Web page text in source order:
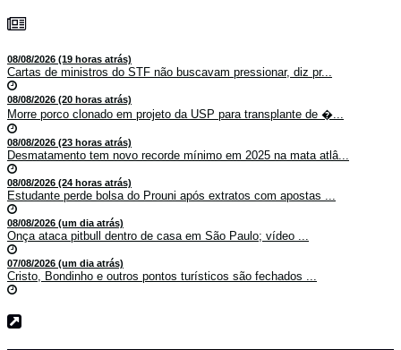
08/08/2026 (19 horas atrás)
Cartas de ministros do STF não buscavam pressionar, diz pr...
08/08/2026 (20 horas atrás)
Morre porco clonado em projeto da USP para transplante de �...
08/08/2026 (23 horas atrás)
Desmatamento tem novo recorde mínimo em 2025 na mata atlâ...
08/08/2026 (24 horas atrás)
Estudante perde bolsa do Prouni após extratos com apostas ...
08/08/2026 (um dia atrás)
Onça ataca pitbull dentro de casa em São Paulo; vídeo ...
07/08/2026 (um dia atrás)
Cristo, Bondinho e outros pontos turísticos são fechados ...